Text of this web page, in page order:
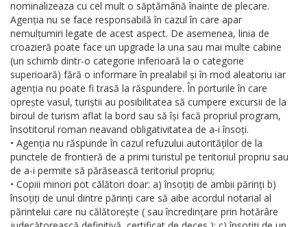
nominalizeaza cu cel mult o săptămână înainte de plecare.
Agenția nu se face responsabilă în cazul în care apar
nemulțumiri legate de acest aspect. De asemenea, linia de
croazieră poate face un upgrade la una sau mai multe cabine
(un schimb dintr-o categorie inferioară la o categorie
superioară) fără o informare în prealabil și în mod aleatoriu iar
agenția nu poate fi trasă la răspundere. În porturile în care
oprește vasul, turiștii au posibilitatea să cumpere excursii de la
biroul de turism aflat la bord sau să își facă propriul program,
însotitorul roman neavand obligativitatea de a-i însoți.
• Agenția nu răspunde în cazul refuzului autorităților de la
punctele de frontieră de a primi turistul pe teritoriul propriu sau
de a-i permite să părăsească teritoriul propriu;
• Copiii minori pot călători doar: a) însoțiți de ambii părinți b)
însoțiți de unul dintre părinți care să aibe acordul notarial al
părintelui care nu călătorește ( sau încredințare prin hotărâre